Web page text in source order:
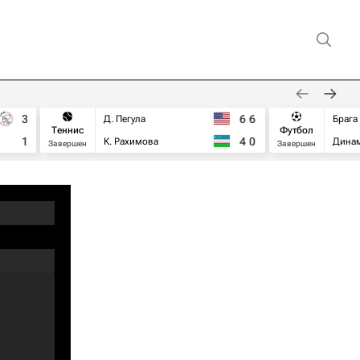
3
1
Теннис
Завершен
Д. Пегула
К. Рахимова
6 6
4 0
Футбол
Завершен
Брага